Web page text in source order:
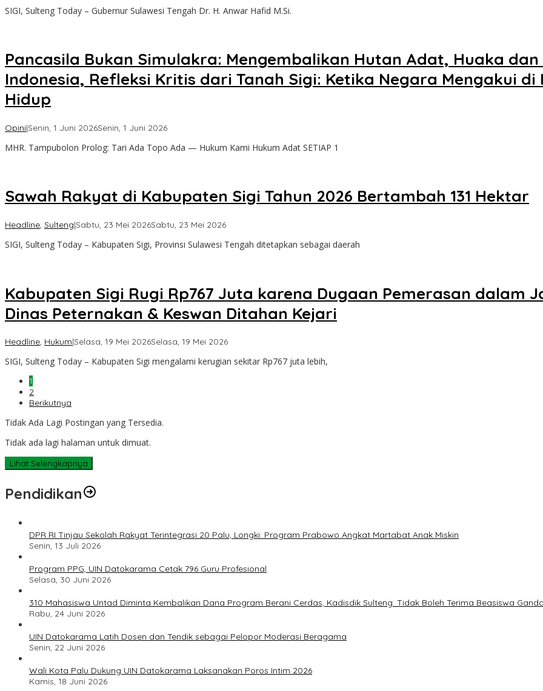
Today
SIGI, Sulteng Today – Gubernur Sulawesi Tengah Dr. H. Anwar Hafid M.Si.
Pancasila Bukan Simulakra: Mengembalikan Hutan Adat, Huaka
Indonesia, Refleksi Kritis dari Tanah Sigi: Ketika Negara Mengakui
Hidup
Opini|Senin, 1 Juni 2026Senin, 1 Juni 2026oleh
Today
MHR. Tampubolon Prolog: Tari Ada Topo Ada — Hukum Kami Hukum Adat SETIAP 1
Sawah Rakyat di Kabupaten Sigi Tahun 2026 Bertambah 131 Hektar
Headline, Sulteng|Sabtu, 23 Mei 2026Sabtu, 23 Mei 2026oleh
Today
SIGI, Sulteng Today – Kabupaten Sigi, Provinsi Sulawesi Tengah ditetapkan sebagai daerah
Kabupaten Sigi Rugi Rp767 Juta karena Dugaan Pemerasan dalam
Dinas Peternakan & Keswan Ditahan Kejari
Headline, Hukum|Selasa, 19 Mei 2026Selasa, 19 Mei 2026oleh
Today
SIGI, Sulteng Today – Kabupaten Sigi mengalami kerugian sekitar Rp767 juta lebih,
1
2
Berikutnya
Tidak Ada Lagi Postingan yang Tersedia.
Tidak ada lagi halaman untuk dimuat.
Lihat Selengkapnya
Pendidikan
DPR RI Tinjau Sekolah Rakyat Terintegrasi 20 Palu, Longki: Program Prabowo Angkat Martabat Anak Miskin
Senin, 13 Juli 2026
Program PPG, UIN Datokarama Cetak 796 Guru Profesional
Selasa, 30 Juni 2026
310 Mahasiswa Untad Diminta Kembalikan Dana Program Berani Cerdas, Kadisdik Sulteng: Tidak Boleh Terima Beasiswa Ganda
Rabu, 24 Juni 2026
UIN Datokarama Latih Dosen dan Tendik sebagai Pelopor Moderasi Beragama
Senin, 22 Juni 2026
Wali Kota Palu Dukung UIN Datokarama Laksanakan Poros Intim 2026
Kamis, 18 Juni 2026